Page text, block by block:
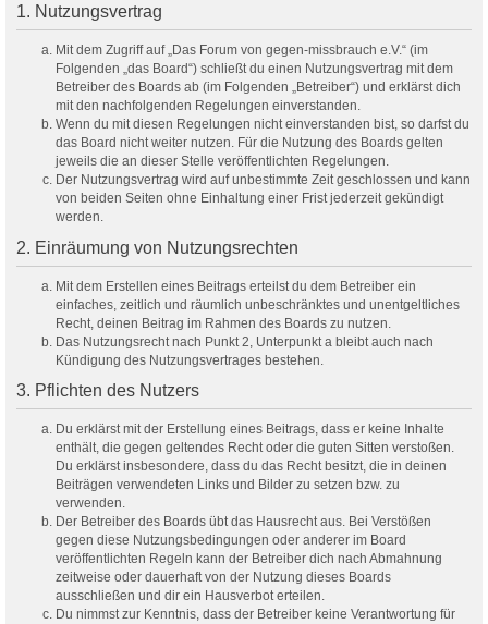
1. Nutzungsvertrag
Mit dem Zugriff auf „Das Forum von gegen-missbrauch e.V.“ (im
Folgenden „das Board“) schließt du einen Nutzungsvertrag mit dem
Betreiber des Boards ab (im Folgenden „Betreiber“) und erklärst dich
mit den nachfolgenden Regelungen einverstanden.
Wenn du mit diesen Regelungen nicht einverstanden bist, so darfst du
das Board nicht weiter nutzen. Für die Nutzung des Boards gelten
jeweils die an dieser Stelle veröffentlichten Regelungen.
Der Nutzungsvertrag wird auf unbestimmte Zeit geschlossen und kann
von beiden Seiten ohne Einhaltung einer Frist jederzeit gekündigt
werden.
2. Einräumung von Nutzungsrechten
Mit dem Erstellen eines Beitrags erteilst du dem Betreiber ein
einfaches, zeitlich und räumlich unbeschränktes und unentgeltliches
Recht, deinen Beitrag im Rahmen des Boards zu nutzen.
Das Nutzungsrecht nach Punkt 2, Unterpunkt a bleibt auch nach
Kündigung des Nutzungsvertrages bestehen.
3. Pflichten des Nutzers
Du erklärst mit der Erstellung eines Beitrags, dass er keine Inhalte
enthält, die gegen geltendes Recht oder die guten Sitten verstoßen.
Du erklärst insbesondere, dass du das Recht besitzt, die in deinen
Beiträgen verwendeten Links und Bilder zu setzen bzw. zu
verwenden.
Der Betreiber des Boards übt das Hausrecht aus. Bei Verstößen
gegen diese Nutzungsbedingungen oder anderer im Board
veröffentlichten Regeln kann der Betreiber dich nach Abmahnung
zeitweise oder dauerhaft von der Nutzung dieses Boards
ausschließen und dir ein Hausverbot erteilen.
Du nimmst zur Kenntnis, dass der Betreiber keine Verantwortung für